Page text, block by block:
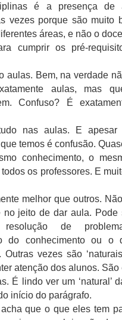
é a presença de
vezes porque são muito
áreas, e não o
cumprir os pré-
aulas. Bem, na verdade
aulas, mas
Confuso? É
nas aulas. E apesar
temos é confusão.
conhecimento, o
os professores. E
melhor que outros.
no jeito de dar aula. Pode
de
do conhecimento ou o
vezes são
atenção dos alunos.
É lindo ver um ‘natural’
início do parágrafo.
que o que eles tem